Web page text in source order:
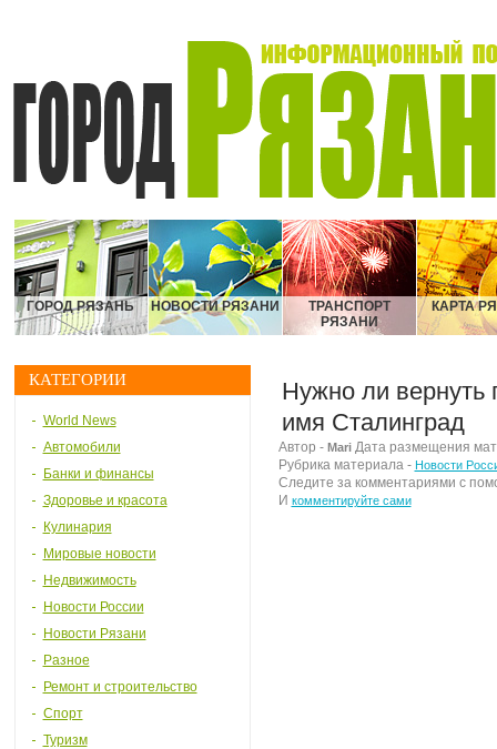
ГОРОД РЯЗАНЬ НОВОСТИ РЯЗАНИ
ТРАНСПОРТ
РЯЗАНИ
КАРТА
КАТЕГОРИИ
World News
Автомобили
Банки и финансы
Здоровье и красота
Кулинария
Мировые новости
Недвижимость
Новости России
Новости Рязани
Разное
Ремонт и строительство
Спорт
Туризм
Нужно ли вернуть
имя Сталинград
Автор - MariДата размещения
Рубрика материала - Новости
Следите за комментариями с
И комментируйте сами